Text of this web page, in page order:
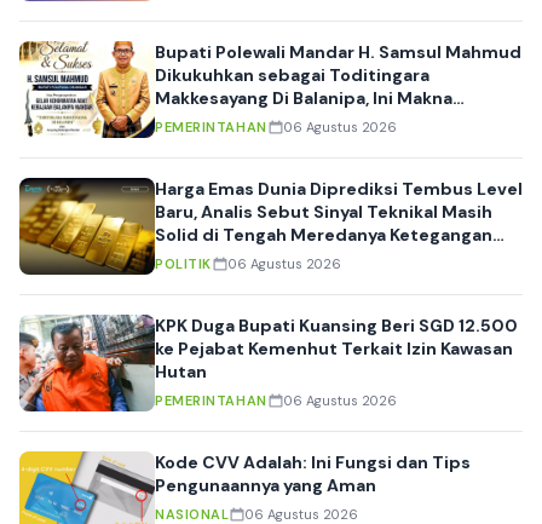
Bupati Polewali Mandar H. Samsul Mahmud
Dikukuhkan sebagai Toditingara
Makkesayang Di Balanipa, Ini Makna
Filosofis di Balik Gelar Adat Tertinggi
PEMERINTAHAN 06 Agustus 2026
Harga Emas Dunia Diprediksi Tembus Level
Baru, Analis Sebut Sinyal Teknikal Masih
Solid di Tengah Meredanya Ketegangan
Geopolitik
POLITIK 06 Agustus 2026
KPK Duga Bupati Kuansing Beri SGD 12.500
ke Pejabat Kemenhut Terkait Izin Kawasan
Hutan
PEMERINTAHAN 06 Agustus 2026
Kode CVV Adalah: Ini Fungsi dan Tips
Pengunaannya yang Aman
NASIONAL 06 Agustus 2026